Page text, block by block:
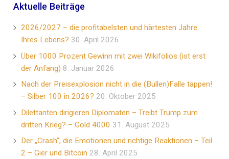
Aktuelle Beiträge
2026/2027 – die profitabelsten und härtesten Jahre
Ihres Lebens? 30. April 2026
Über 1000 Prozent Gewinn mit zwei Wikifolios (ist erst
der Anfang) 8. Januar 2026
Nach der Preisexplosion nicht in die (Bullen)Falle tappen!
– Silber 100 in 2026? 20. Oktober 2025
Dilettanten dirigieren Diplomaten – Treibt Trump zum
dritten Krieg? – Gold 4000 31. August 2025
Der „Crash“, die Emotionen und richtige Reaktionen – Teil
2 – Gier und Bitcoin 28. April 2025